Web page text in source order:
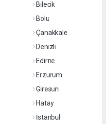
Bilecik
Bolu
Çanakkale
Denizli
Edirne
Erzurum
Giresun
Hatay
İstanbul